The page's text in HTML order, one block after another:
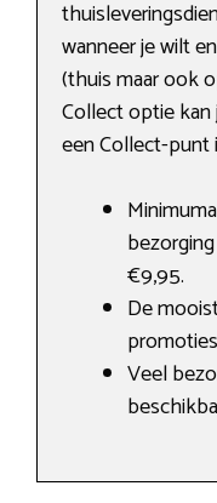
wanneer je wilt
(thuis maar ook
Collect optie
een Collect-punt
€9,95.
De
Veel